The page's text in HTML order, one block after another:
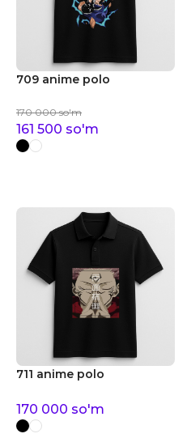
709 anime polo
170 000 so'm
161 500 so'm
711 anime polo
170 000 so'm